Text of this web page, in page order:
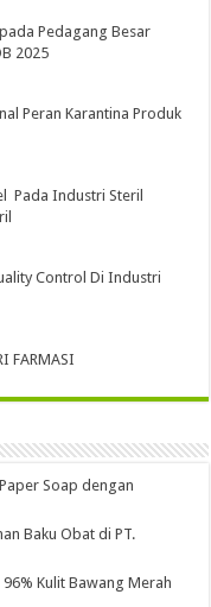
Pedagang Besar
2025
Peran Karantina Produk
Pada Industri Steril
Control Di Industri
FARMASI
Soap dengan
Baku Obat di PT.
Kulit Bawang Merah